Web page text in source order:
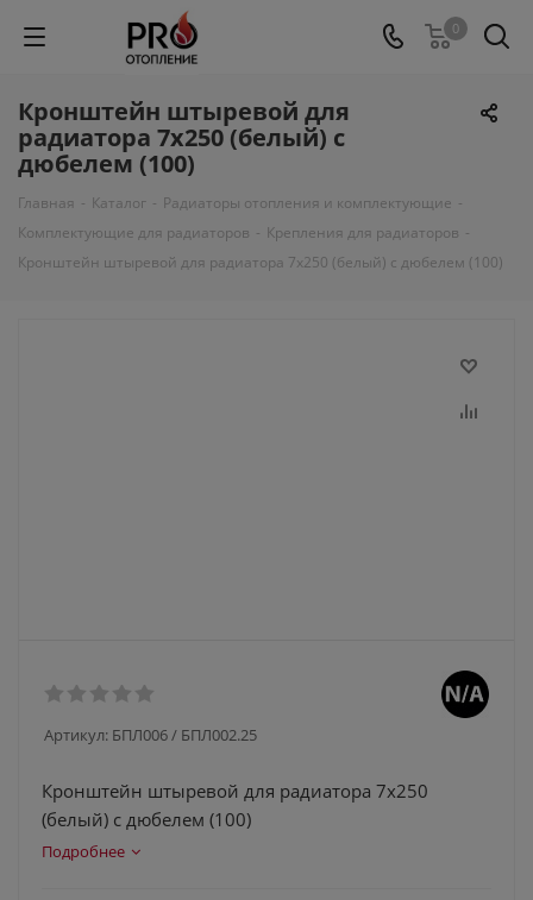
0
Кронштейн штыревой для
радиатора 7х250 (белый) с
дюбелем (100)
Главная - Каталог - Радиаторы отопления и комплектующие -
Комплектующие для радиаторов - Крепления для радиаторов -
Кронштейн штыревой для радиатора 7х250 (белый) с дюбелем (100)
Артикул: БПЛ006 / БПЛ002.25
Кронштейн штыревой для радиатора 7х250
(белый) с дюбелем (100)
Подробнее